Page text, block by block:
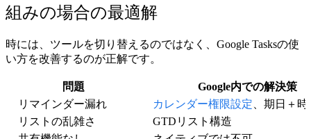
組みの場合の最適解
時には、ツールを切り替えるのではなく、 Google Tasksの使
い方を改善するのが正解です。
問題
Google内での解決策
リマインダー漏れ
カレンダー権限設定 、期日＋
リストの乱雑さ
GTDリスト構造